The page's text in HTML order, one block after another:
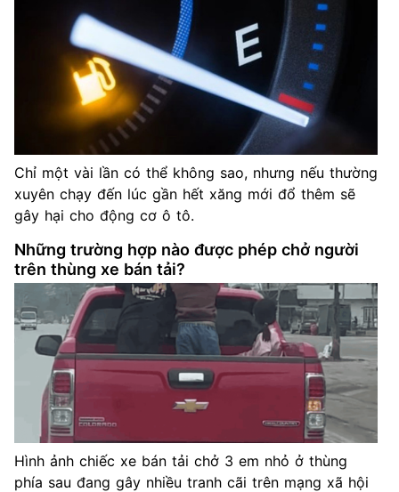
Chỉ một vài lần có thể không sao, nhưng nếu thường
xuyên chạy đến lúc gần hết xăng mới đổ thêm sẽ
gây hại cho động cơ ô tô.
Những trường hợp nào được phép chở người
trên thùng xe bán tải?
Hình ảnh chiếc xe bán tải chở 3 em nhỏ ở thùng
phía sau đang gây nhiều tranh cãi trên mạng xã hội